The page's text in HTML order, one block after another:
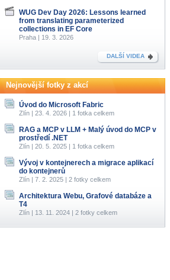
WUG Dev Day 2026: Lessons learned
from translating parameterized
collections in EF Core
Praha | 19. 3. 2026
DALŠÍ VIDEA
Nejnovější fotky z akcí
Úvod do Microsoft Fabric
Zlín | 23. 4. 2026 | 1 fotka celkem
RAG a MCP v LLM + Malý úvod do MCP v
prostředí .NET
Zlín | 20. 5. 2025 | 1 fotka celkem
Vývoj v kontejnerech a migrace aplikací
do kontejnerů
Zlín | 7. 2. 2025 | 2 fotky celkem
Architektura Webu, Grafové databáze a
T4
Zlín | 13. 11. 2024 | 2 fotky celkem